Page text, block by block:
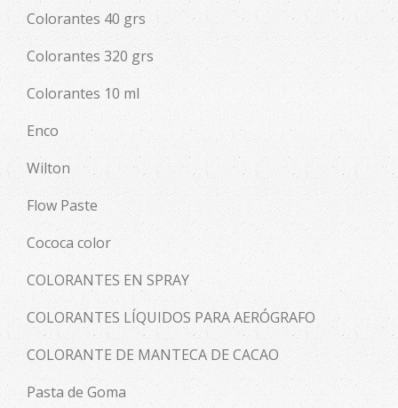
Colorantes 40 grs
Colorantes 320 grs
Colorantes 10 ml
Enco
Wilton
Flow Paste
Cococa color
COLORANTES EN SPRAY
COLORANTES LÍQUIDOS PARA AERÓGRAFO
COLORANTE DE MANTECA DE CACAO
Pasta de Goma